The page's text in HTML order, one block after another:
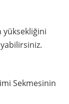
Sekmesinin